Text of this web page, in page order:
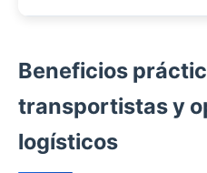
Beneficios
transportistas y
logísticos